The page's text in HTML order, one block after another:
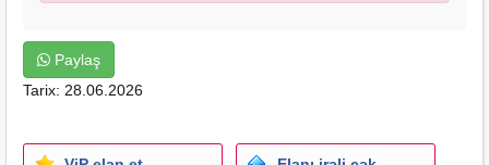
Paylaş
Tarix: 28.06.2026